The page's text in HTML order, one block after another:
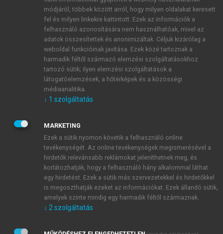
ÚJ FIÓK LÉTREHOZÁSA
1 óra díjmentes hozzáférés
E-MAIL-CÍM
JELSZÓ
JELSZÓ ÚJRA
Kérek értesítést a MeRSZ újdonságairól, akcióiról.
Kérek értesítést az Akadémiai Kiadó Zrt. újdonságairól,
módjáról, többek között arról, hogy milyen oldalakat keresett
fel és milyen linkekre kattintott. Ezek az információk a
felhasználó azonosítására nem használhatóak, mivel az
adatok összesítettek és anonimizáltak. Céljuk kizárólag a
weboldal funkcióinak javítása. Ezek közé tartoznak a
harmadik féltől származó elemzési szolgáltatásokhoz
tartozó sütik; ilyen elemzési szolgáltatások a
látogatóelemzések, a hőtérképek és a közösségi
médiaanalitika.
↓ 1 szolgáltatás
MARKETING
Ezek a sütik nyomon követik a felhasználó online
tevékenységét. Az online tevékenységek megismerésével a
hirdetők relevánsabb reklámokat jeleníthetnek meg, és
korlátozhatják, hogy a felhasználó hány alkalommal láthat
egy hirdetést. Ezek a sütik más szervezetekkel és hirdetőkkel
is megoszthatják ezeket az információkat. Ezek állandó sütik,
amelyek szinte mindig egy harmadik féltől származnak.
↓ 2 szolgáltatás